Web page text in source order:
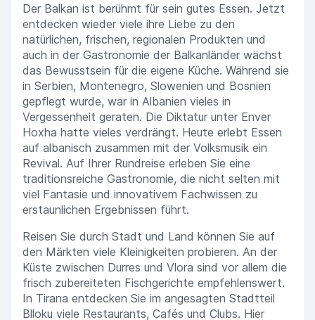
Der Balkan ist berühmt für sein gutes Essen. Jetzt
entdecken wieder viele ihre Liebe zu den
natürlichen, frischen, regionalen Produkten und
auch in der Gastronomie der Balkanländer wächst
das Bewusstsein für die eigene Küche. Während sie
in Serbien, Montenegro, Slowenien und Bosnien
gepflegt wurde, war in Albanien vieles in
Vergessenheit geraten. Die Diktatur unter Enver
Hoxha hatte vieles verdrängt. Heute erlebt Essen
auf albanisch zusammen mit der Volksmusik ein
Revival. Auf Ihrer Rundreise erleben Sie eine
traditionsreiche Gastronomie, die nicht selten mit
viel Fantasie und innovativem Fachwissen zu
erstaunlichen Ergebnissen führt.
Reisen Sie durch Stadt und Land können Sie auf
den Märkten viele Kleinigkeiten probieren. An der
Küste zwischen Durres und Vlora sind vor allem die
frisch zubereiteten Fischgerichte empfehlenswert.
In Tirana entdecken Sie im angesagten Stadtteil
Blloku viele Restaurants, Cafés und Clubs. Hier